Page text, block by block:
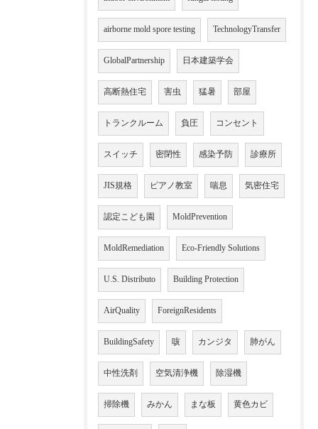
airborne mold spore testing TechnologyTransfer
GlobalPartnership 日本建築学会
高断熱住宅 害虫 猛暑 部屋
トランクルーム 負圧 コンセント
スイッチ 密閉性 感染予防 診療所
JIS規格 ピアノ教室 喘息 気密住宅
認定こども園 MoldPrevention
MoldRemediation Eco-Friendly Solutions
U.S. Distributo Building Protection
AirQuality ForeignResidents
BuildingSafety 咳 カンジタ 肺がん
中性洗剤 空気清浄機 除湿機
掃除機 みかん まな板 黄色カビ